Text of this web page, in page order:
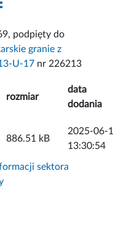
podpięty do
granie z
U-17 nr 226213
rozmiar
data
dodania
886.51 kB
2025-06-
13:30:54
sektora